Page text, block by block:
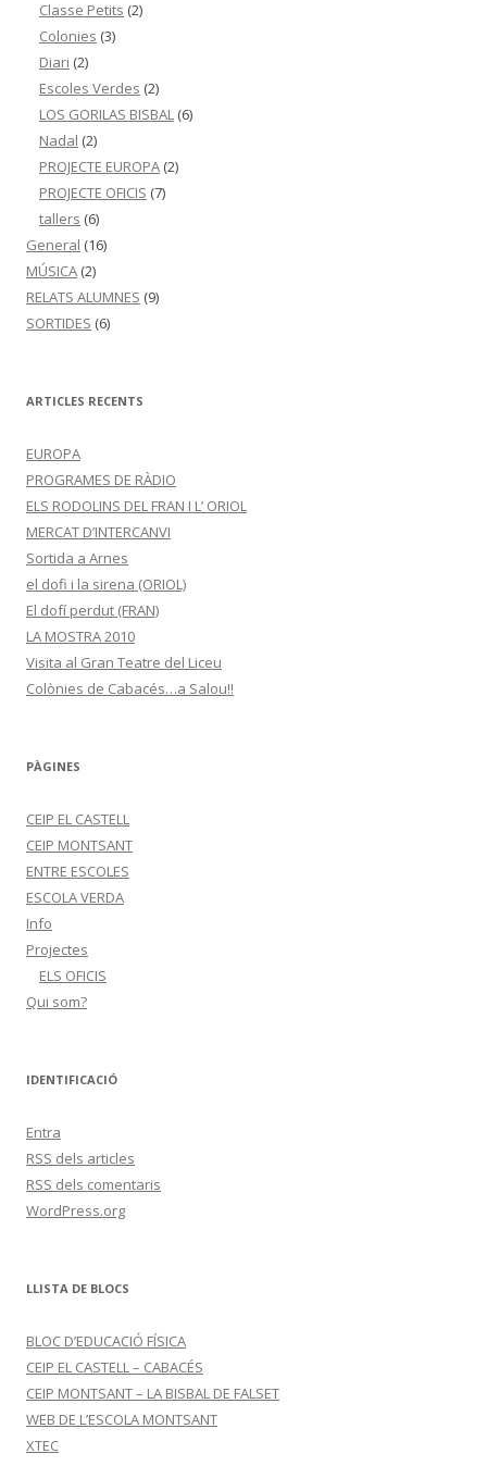
Classe Petits (2)
Colonies (3)
Diari (2)
Escoles Verdes (2)
LOS GORILAS BISBAL (6)
Nadal (2)
PROJECTE EUROPA (2)
PROJECTE OFICIS (7)
tallers (6)
General (16)
MÚSICA (2)
RELATS ALUMNES (9)
SORTIDES (6)
ARTICLES RECENTS
EUROPA
PROGRAMES DE RÀDIO
ELS RODOLINS DEL FRAN I L’ ORIOL
MERCAT D’INTERCANVI
Sortida a Arnes
el dofi i la sirena (ORIOL)
El dofí perdut (FRAN)
LA MOSTRA 2010
Visita al Gran Teatre del Liceu
Colònies de Cabacés…a Salou!!
PÀGINES
CEIP EL CASTELL
CEIP MONTSANT
ENTRE ESCOLES
ESCOLA VERDA
Info
Projectes
ELS OFICIS
Qui som?
IDENTIFICACIÓ
Entra
RSS dels articles
RSS dels comentaris
WordPress.org
LLISTA DE BLOCS
BLOC D’EDUCACIÓ FÍSICA
CEIP EL CASTELL – CABACÉS
CEIP MONTSANT – LA BISBAL DE FALSET
WEB DE L’ESCOLA MONTSANT
XTEC